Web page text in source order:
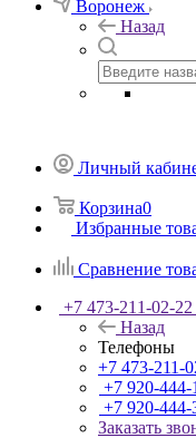
Воронеж
Назад
Личный
Корзина0
Избранные
Сравнение
+7 473-211-02-22
Назад
Телефоны
+7 473-211-
+7 920-444-
+7 920-444-
Заказать